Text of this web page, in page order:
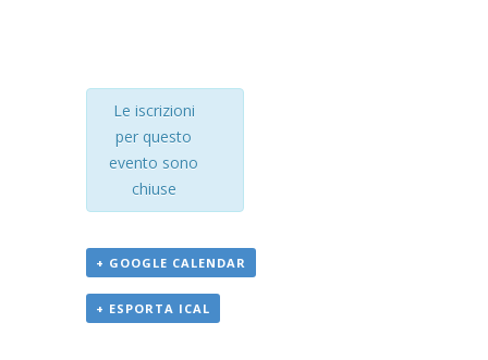
Le iscrizioni
per questo
evento sono
chiuse
+ GOOGLE CALENDAR
+ ESPORTA ICAL